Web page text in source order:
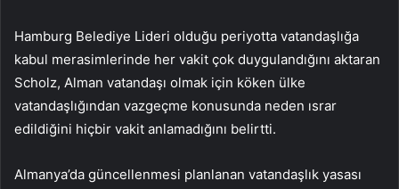
Hamburg Belediye Lideri olduğu periyotta vatandaşlığa
kabul merasimlerinde her vakit çok duygulandığını aktaran
Scholz, Alman vatandaşı olmak için köken ülke
vatandaşlığından vazgeçme konusunda neden ısrar
edildiğini hiçbir vakit anlamadığını belirtti.
Almanya’da güncellenmesi planlanan vatandaşlık yasası